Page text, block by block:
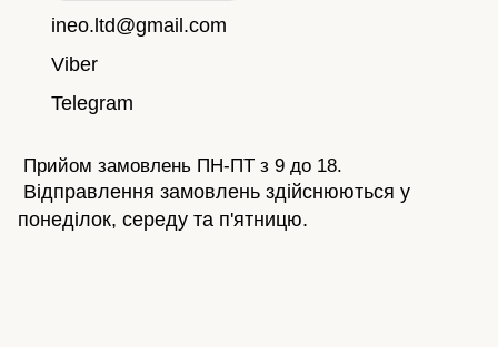
ineo.ltd@gmail.com
Viber
Telegram
Прийом замовлень ПН-ПТ з 9 до 18.
Відправлення замовлень здійснюються у
понеділок, середу та п'ятницю.